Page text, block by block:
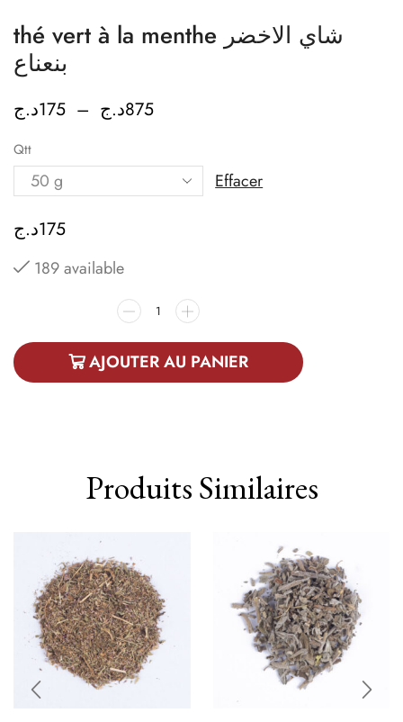
thé vert à la menthe شاي الاخضر
بنعناع
175د.ج – 875د.ج
Qtt
Effacer
175د.ج
189 available
AJOUTER AU PANIER
Produits Similaires